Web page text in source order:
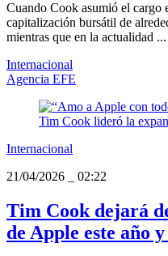
Cuando Cook asumió el cargo
capitalización bursátil de
mientras que en la actualidad ...
Internacional
Agencia EFE
Internacional
21/04/2026
02:22
Tim Cook dejará
de Apple este año